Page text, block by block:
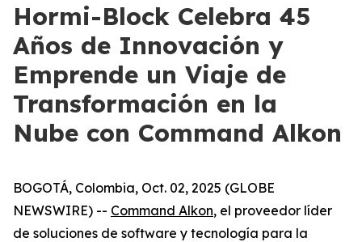
Hormi-Block Celebra 45
Años de Innovación y
Emprende un Viaje de
Transformación en la
Nube con Command Alkon
BOGOTÁ, Colombia, Oct. 02, 2025 (GLOBE
NEWSWIRE) -- Command Alkon, el proveedor líder
de soluciones de software y tecnología para la